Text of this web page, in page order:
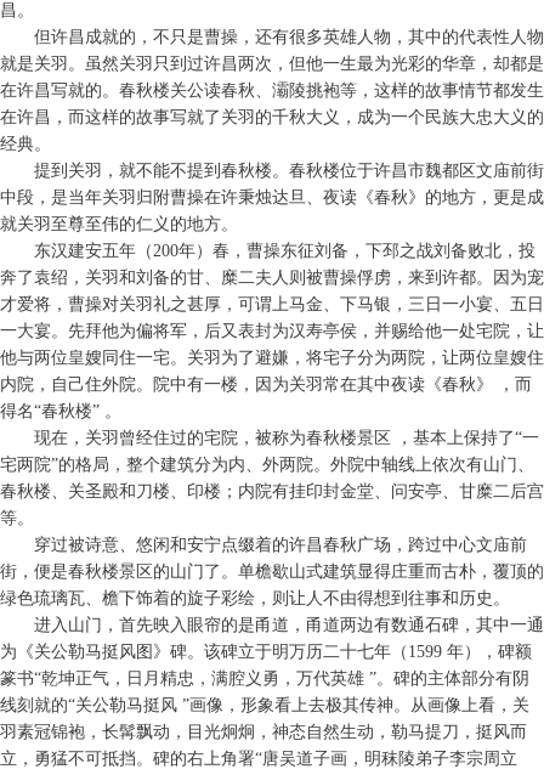
昌。
但许昌成就的，不只是曹操，还有很多英雄人物，其中的代表性人物
就是关羽。虽然关羽只到过许昌两次，但他一生最为光彩的华章，却都是
在许昌写就的。春秋楼关公读春秋、灞陵挑袍等，这样的故事情节都发生
在许昌，而这样的故事写就了关羽的千秋大义，成为一个民族大忠大义的
经典。
提到关羽，就不能不提到春秋楼。春秋楼位于许昌市魏都区文庙前街
中段，是当年关羽归附曹操在许秉烛达旦、夜读《春秋》的地方，更是成
就关羽至尊至伟的仁义的地方。
东汉建安五年（200年）春，曹操东征刘备，下邳之战刘备败北，投
奔了袁绍，关羽和刘备的甘、糜二夫人则被曹操俘虏，来到许都。因为宠
才爱将，曹操对关羽礼之甚厚，可谓上马金、下马银，三日一小宴、五日
一大宴。先拜他为偏将军，后又表封为汉寿亭侯，并赐给他一处宅院，让
他与两位皇嫂同住一宅。关羽为了避嫌，将宅子分为两院，让两位皇嫂住
内院，自己住外院。院中有一楼，因为关羽常在其中夜读《春秋》 ，而
得名“春秋楼” 。
现在，关羽曾经住过的宅院，被称为春秋楼景区 ，基本上保持了“一
宅两院”的格局，整个建筑分为内、外两院。外院中轴线上依次有山门、
春秋楼、关圣殿和刀楼、印楼；内院有挂印封金堂、问安亭、甘糜二后宫
等。
穿过被诗意、悠闲和安宁点缀着的许昌春秋广场，跨过中心文庙前
街，便是春秋楼景区的山门了。单檐歇山式建筑显得庄重而古朴，覆顶的
绿色琉璃瓦、檐下饰着的旋子彩绘，则让人不由得想到往事和历史。
进入山门，首先映入眼帘的是甬道，甬道两边有数通石碑，其中一通
为《关公勒马挺风图》碑。该碑立于明万历二十七年（1599 年），碑额
篆书“乾坤正气，日月精忠，满腔义勇，万代英雄 ”。碑的主体部分有阴
线刻就的“关公勒马挺风 ”画像，形象看上去极其传神。从画像上看，关
羽素冠锦袍，长髯飘动，目光炯炯，神态自然生动，勒马提刀，挺风而
立，勇猛不可抵挡。碑的右上角署“唐吴道子画，明秣陵弟子李宗周立